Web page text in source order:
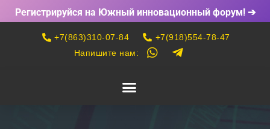
Регистрируйся на Южный инновационный форум! ➔
+7(863)310-07-84
+7(918)554-78-47
Напишите нам: